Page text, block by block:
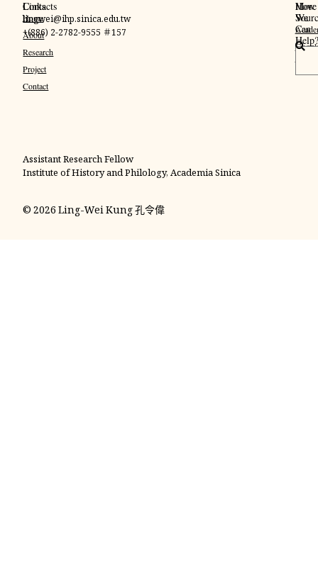
Links
Home
About
Research
Project
Contact
Contacts
lingwei@ihp.sinica.edu.tw
+(886) 2-2782-9555 ＃157
More
How
We
Can
Help?
搜
尋
Assistant Research Fellow
Institute of History and Philology, Academia Sinica
© 2026 Ling-Wei Kung 孔令偉